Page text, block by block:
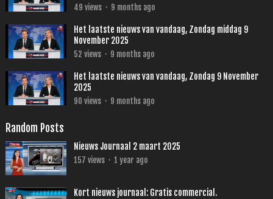
49 views · 9 months ago
Het laatste nieuws van vandaag, Zondag middag 9
November 2025
52 views · 9 months ago
Het laatste nieuws van vandaag, Zondag 9 November
2025
90 views · 9 months ago
Random Posts
Nieuws Journaal 2 maart 2025
157 views · 1 year ago
Kort nieuws journaal: Gratis commercial.